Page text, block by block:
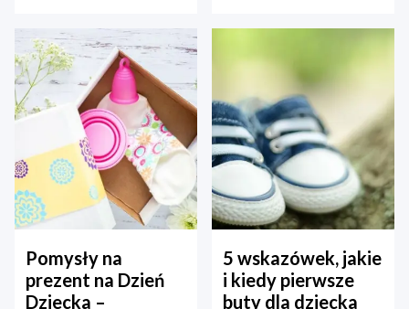
Pomysły na
prezent na Dzień
Dziecka –
5 wskazówek, jakie
i kiedy pierwsze
buty dla dziecka